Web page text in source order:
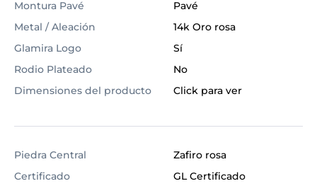
Montura Pavé
Pavé
Metal / Aleación
14k Oro rosa
Glamira Logo
Sí
Rodio Plateado
No
Dimensiones del producto
Click para ver
Piedra Central
Zafiro rosa
Certificado
GL Certificado